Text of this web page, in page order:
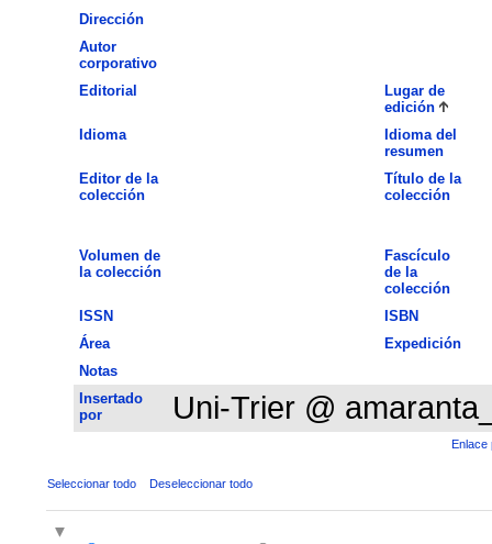
Dirección
Autor
corporativo
Editorial
Lugar de
edición
Idioma
Idioma del
resumen
Editor de la
colección
Título de la
colección
Volumen de
la colección
Fascículo
de la
colección
ISSN
ISBN
Área
Expedición
Notas
Insertado
por
Uni-Trier @
Enlace
Seleccionar todo Deseleccionar todo